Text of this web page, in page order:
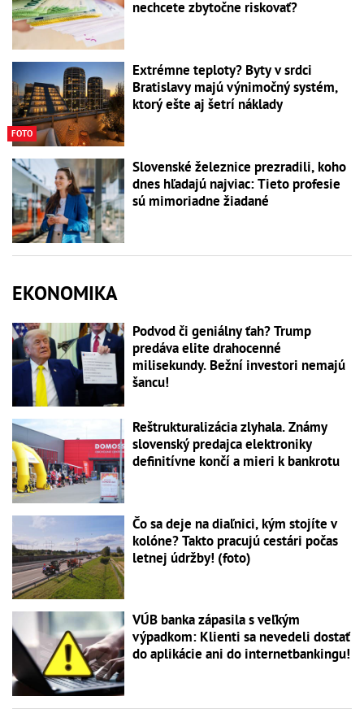
nechcete zbytočne riskovať?
FOTO
Extrémne teploty? Byty v srdci
Bratislavy majú výnimočný systém,
ktorý ešte aj šetrí náklady
Slovenské železnice prezradili, koho
dnes hľadajú najviac: Tieto profesie
sú mimoriadne žiadané
EKONOMIKA
Podvod či geniálny ťah? Trump
predáva elite drahocenné
milisekundy. Bežní investori nemajú
šancu!
Reštrukturalizácia zlyhala. Známy
slovenský predajca elektroniky
definitívne končí a mieri k bankrotu
Čo sa deje na diaľnici, kým stojíte v
kolóne? Takto pracujú cestári počas
letnej údržby! (foto)
VÚB banka zápasila s veľkým
výpadkom: Klienti sa nevedeli dostať
do aplikácie ani do internetbankingu!